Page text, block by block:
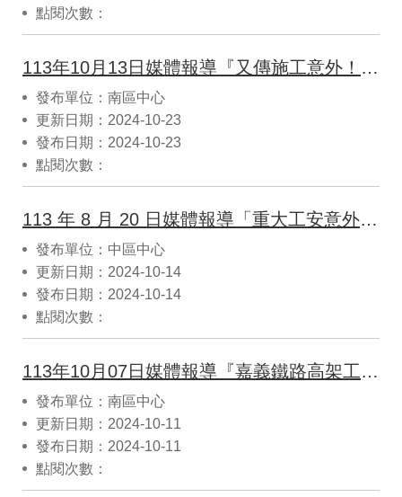
點閱次數：
113年10月13日媒體報導『又傳施工意外！高雄工程水箱車翻覆 駕駛身體多部位流血送醫不治』
發布單位：南區中心
更新日期：2024-10-23
發布日期：2024-10-23
點閱次數：
113 年 8 月 20 日媒體報導「重大工安意外！彰化海龍離岸風電CO2外洩」
發布單位：中區中心
更新日期：2024-10-14
發布日期：2024-10-14
點閱次數：
113年10月07日媒體報導『嘉義鐵路高架工安意外！65歲男「遭混凝土壓死」』
發布單位：南區中心
更新日期：2024-10-11
發布日期：2024-10-11
點閱次數：